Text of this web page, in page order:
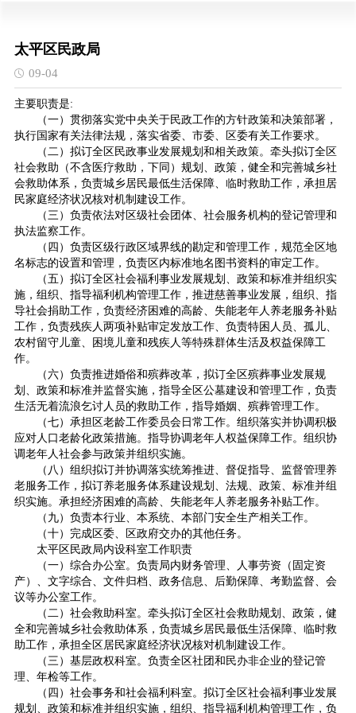
太平区民政局
09-04
主要职责是:
（一）贯彻落实党中央关于民政工作的方针政策和决策部署，
执行国家有关法律法规，落实省委、市委、区委有关工作要求。
（二）拟订全区民政事业发展规划和相关政策。牵头拟订全区
社会救助（不含医疗救助，下同）规划、政策，健全和完善城乡社
会救助体系，负责城乡居民最低生活保障、临时救助工作，承担居
民家庭经济状况核对机制建设工作。
（三）负责依法对区级社会团体、社会服务机构的登记管理和
执法监察工作。
（四）负责区级行政区域界线的勘定和管理工作，规范全区地
名标志的设置和管理，负责区内标准地名图书资料的审定工作。
（五）拟订全区社会福利事业发展规划、政策和标准并组织实
施，组织、指导福利机构管理工作，推进慈善事业发展，组织、指
导社会捐助工作，负责经济困难的高龄、失能老年人养老服务补贴
工作，负责残疾人两项补贴审定发放工作、负责特困人员、孤儿、
农村留守儿童、困境儿童和残疾人等特殊群体生活及权益保障工
作。
（六）负责推进婚俗和殡葬改革，拟订全区殡葬事业发展规
划、政策和标准并监督实施，指导全区公墓建设和管理工作，负责
生活无着流浪乞讨人员的救助工作，指导婚姻、殡葬管理工作。
（七）承担区老龄工作委员会日常工作。组织落实并协调积极
应对人口老龄化政策措施。指导协调老年人权益保障工作。组织协
调老年人社会参与政策并组织实施。
（八）组织拟订并协调落实统筹推进、督促指导、监督管理养
老服务工作，拟订养老服务体系建设规划、法规、政策、标准并组
织实施。承担经济困难的高龄、失能老年人养老服务补贴工作。
（九）负责本行业、本系统、本部门安全生产相关工作。
（十）完成区委、区政府交办的其他任务。
太平区民政局内设科室工作职责
（一）综合办公室。负责局内财务管理、人事劳资（固定资
产）、文字综合、文件归档、政务信息、后勤保障、考勤监督、会
议等办公室工作。
（二）社会救助科室。牵头拟订全区社会救助规划、政策，健
全和完善城乡社会救助体系，负责城乡居民最低生活保障、临时救
助工作，承担全区居民家庭经济状况核对机制建设工作。
（三）基层政权科室。负责全区社团和民办非企业的登记管
理、年检等工作。
（四）社会事务和社会福利科室。拟订全区社会福利事业发展
规划、政策和标准并组织实施，组织、指导福利机构管理工作，负